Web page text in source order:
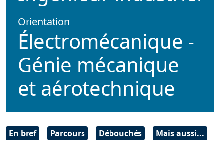
Orientation
Électromécanique -
Génie mécanique
et aérotechnique
En bref Parcours Débouchés Mais aussi...